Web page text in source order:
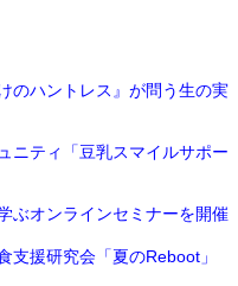
のハントレス』が問う生の実
ニティ「豆乳スマイルサポー
ぶオンラインセミナーを開催
支援研究会「夏のReboot」